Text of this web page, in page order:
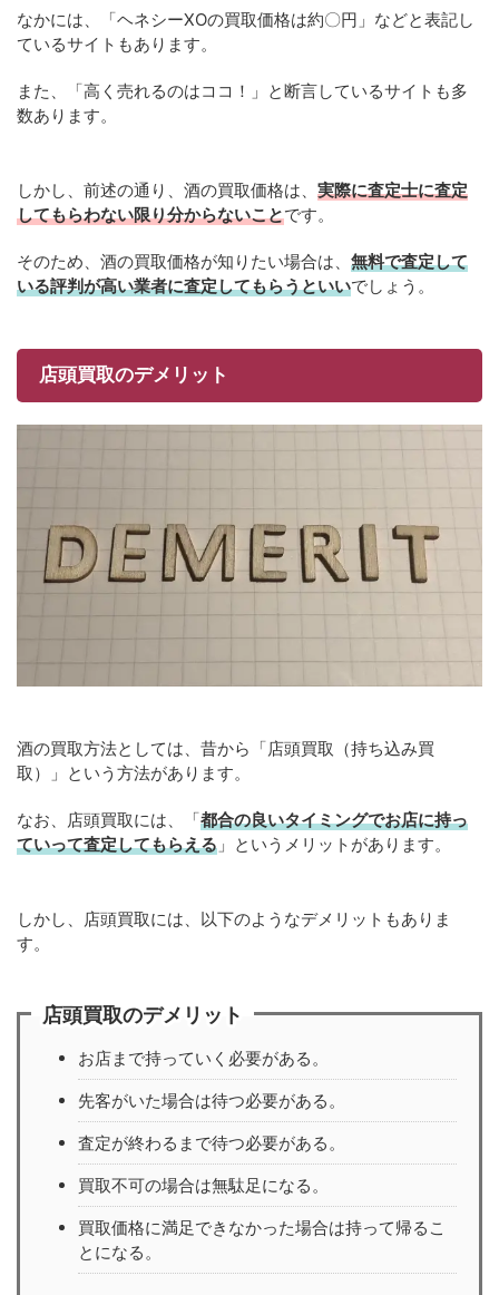
なかには、「ヘネシーXOの買取価格は約〇円」などと表記し
ているサイトもあります。
また、「高く売れるのはココ！」と断言しているサイトも多
数あります。
しかし、前述の通り、酒の買取価格は、 実際に査定士に査定
してもらわない限り分からないことです。
そのため、酒の買取価格が知りたい場合は、 無料で査定して
いる評判が高い業者に査定してもらうといいでしょう。
店頭買取のデメリット
酒の買取方法としては、昔から「店頭買取（持ち込み買
取）」という方法があります。
なお、店頭買取には、「都合の良いタイミングでお店に持っ
ていって査定してもらえる 」というメリットがあります。
しかし、店頭買取には、以下のようなデメリットもありま
す。
店頭買取のデメリット
お店まで持っていく必要がある。
先客がいた場合は待つ必要がある。
査定が終わるまで待つ必要がある。
買取不可の場合は無駄足になる。
買取価格に満足できなかった場合は持って帰るこ
とになる。